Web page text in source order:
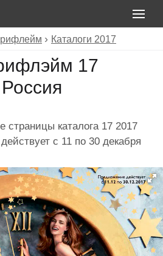
Каталоги 2017
17
страницы каталога 17 2017
с 11 по 30 декабря